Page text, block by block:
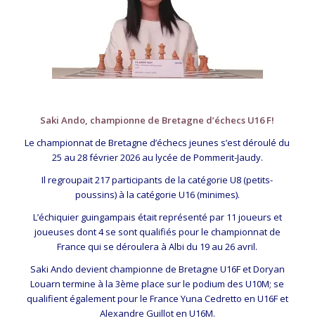
Saki Ando, championne de Bretagne d’échecs U16 F!
Le championnat de Bretagne d’échecs jeunes s’est déroulé du
25 au 28 février 2026 au lycée de Pommerit-Jaudy.
Il regroupait 217 participants de la catégorie U8 (petits-
poussins) à la catégorie U16 (minimes).
L’échiquier guingampais était représenté par 11 joueurs et
joueuses dont 4 se sont qualifiés pour le championnat de
France qui se déroulera à Albi du 19 au 26 avril.
Saki Ando devient championne de Bretagne U16F et Doryan
Louarn termine à la 3ème place sur le podium des U10M; se
qualifient également pour le France Yuna Cedretto en U16F et
Alexandre Guillot en U16M.